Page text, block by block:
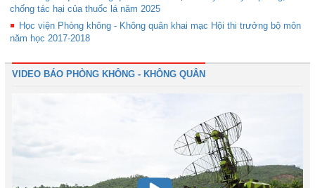
chống tác hại của thuốc lá năm 2025
Học viện Phòng không - Không quân khai mạc Hội thi trưởng bộ môn
năm học 2017-2018
VIDEO BÁO PHÒNG KHÔNG - KHÔNG QUÂN